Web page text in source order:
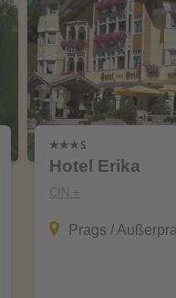
Hotel Erika
CIN +
Prags /